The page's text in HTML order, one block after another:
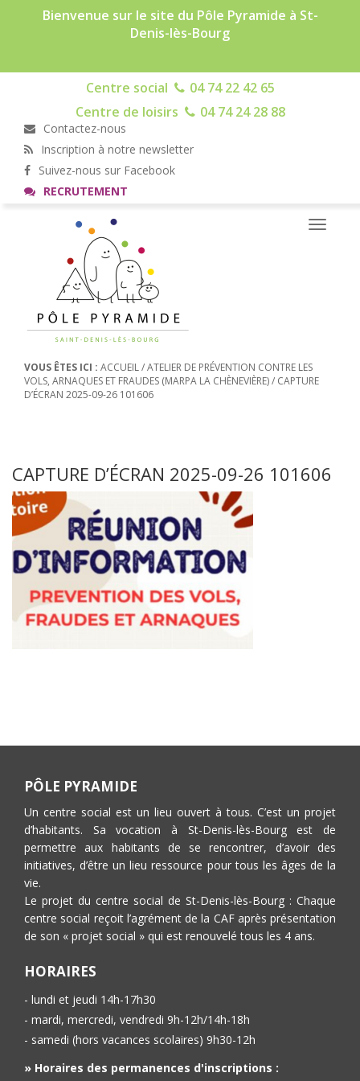
Bienvenue sur le site du Pôle Pyramide à St-
Denis-lès-Bourg
Centre social
04 74 22 42 65
Centre de loisirs
04 74 24 28 88
Contactez-nous
Inscription à notre newsletter
Suivez-nous sur Facebook
RECRUTEMENT
Toggle
VOUS ÊTES ICI : ACCUEIL/ATELIER DE PRÉVENTION CONTRE LES
VOLS, ARNAQUES ET FRAUDES (MARPA LA CHÈNEVIÈRE)/ CAPTURE
D’ÉCRAN 2025-09-26 101606
CAPTURE D’ÉCRAN 2025-09-26 101606
PÔLE PYRAMIDE
Un centre social est un lieu ouvert à tous. C’est un projet
d’habitants. Sa vocation à St-Denis-lès-Bourg est de
permettre aux habitants de se rencontrer, d’avoir des
initiatives, d’être un lieu ressource pour tous les âges de la
vie.
Le projet du centre social de St-Denis-lès-Bourg : Chaque
centre social reçoit l’agrément de la CAF après présentation
de son « projet social » qui est renouvelé tous les 4 ans.
HORAIRES
- lundi et jeudi 14h-17h30
- mardi, mercredi, vendredi 9h-12h/14h-18h
- samedi (hors vacances scolaires) 9h30-12h
» Horaires des permanences d'inscriptions :